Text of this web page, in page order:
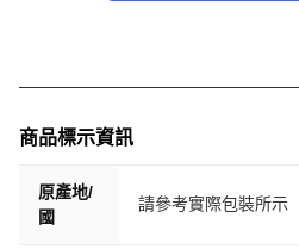
商品標示資訊
原產地/
國
請參考實際包裝所示